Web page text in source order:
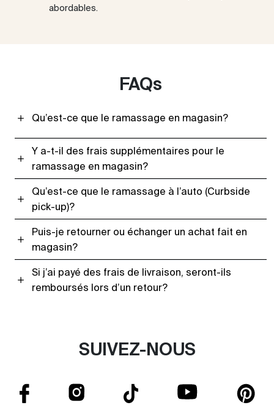
abordables.
FAQs
Qu’est-ce que le ramassage en magasin?
Y a-t-il des frais supplémentaires pour le
ramassage en magasin?
Qu’est-ce que le ramassage à l’auto (Curbside
pick-up)?
Puis-je retourner ou échanger un achat fait en
magasin?
Si j’ai payé des frais de livraison, seront-ils
remboursés lors d’un retour?
SUIVEZ-NOUS